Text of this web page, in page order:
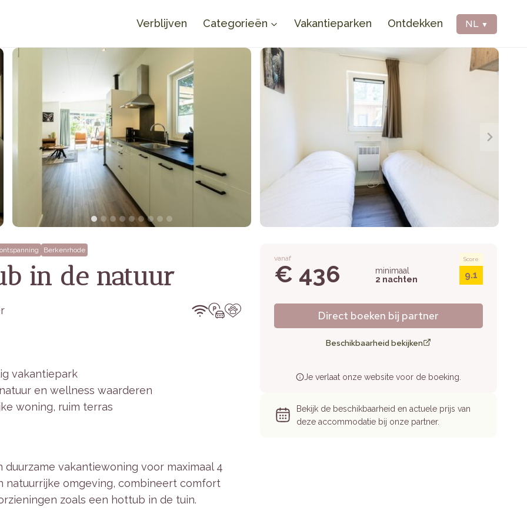
Verblijven Categorieën Vakantieparken Ontdekken NL ▼
Berkenrhode
in de natuur
vakantiepark
en wellness waarderen
woning, ruim terras
vakantiewoning voor maximaal 4
natuurrijke omgeving, combineert comfort
zoals een hottub in de tuin.
vanaf
€ 436
minimaal
2 nachten
Score
9.1
Direct boeken bij partner
Beschikbaarheid bekijken
Je verlaat onze website voor de boeking.
Bekijk de beschikbaarheid en actuele prijs van
deze accommodatie bij onze partner.